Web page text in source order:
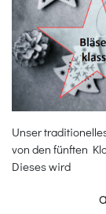
Unser
von den fünften
Dieses wird